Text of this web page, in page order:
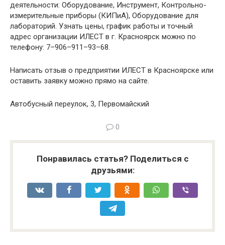
деятельности: Оборудование, Инструмент, Контрольно-
измерительные приборы (КИПиА), Оборудование для
лабораторий. Узнать цены, график работы и точный
адрес организации ИЛЕСТ в г. Красноярск можно по
телефону: 7–906–911–93–68.
Написать отзыв о предприятии ИЛЕСТ в Красноярске или
оставить заявку можно прямо на сайте.
Автобусный переулок, 3, Первомайский
0
Понравилась статья? Поделиться с
друзьями: